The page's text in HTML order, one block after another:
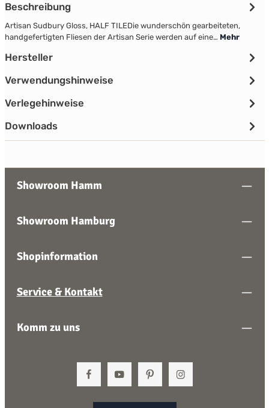
Beschreibung
Artisan Sudbury Gloss, HALF TILEDie wunderschön gearbeiteten,
handgefertigten Fliesen der Artisan Serie werden auf eine… Mehr
Hersteller
Verwendungshinweise
Verlegehinweise
Downloads
Showroom Hamm
Showroom Hamburg
Shopinformation
Service & Kontakt
Komm zu uns